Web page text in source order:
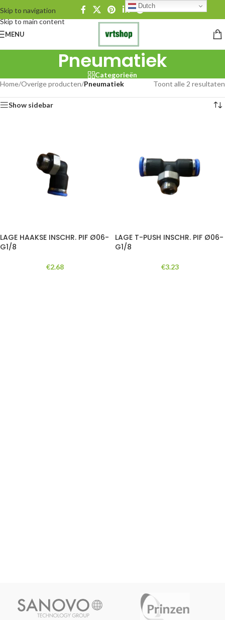
Skip to navigation
Skip to main content
MENU
Pneumatiek
Categorieën
Home/Overige producten/Pneumatiek Toont alle 2 resultaten
Show sidebar
LAGE HAAKSE INSCHR. PIF Ø06-
G1/8
€2.68
LAGE T-PUSH INSCHR. PIF Ø06-
G1/8
€3.23
Dutch